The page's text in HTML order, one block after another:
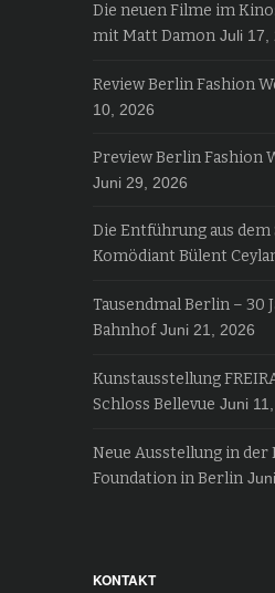
Die neuen Filme im
mit Matt Damon Juli 17,
Review Berlin Fashion
10, 2026
Preview Berlin Fashion
Juni 29, 2026
Die Entführung aus
Komödiant Bülent
Tausendmal Berlin – 30
Bahnhof Juni 21, 2026
Kunstausstellung
Schloss Bellevue Juni
Neue Ausstellung in
Foundation in Berlin
KONTAKT